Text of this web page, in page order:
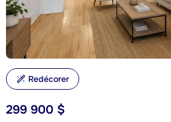
299 900 $
Redécorer